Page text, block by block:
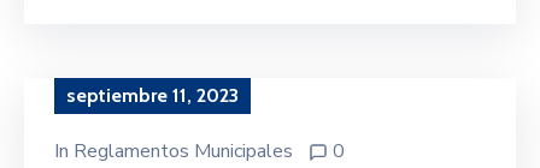
septiembre 11, 2023
In Reglamentos Municipales 0